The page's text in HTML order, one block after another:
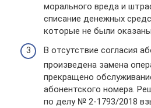
морального вреда и
списание денежных
которые не были оказаны.
В отсутствие согласия
произведена замена
прекращено
абонентского номера.
по делу № 2-1793/2018